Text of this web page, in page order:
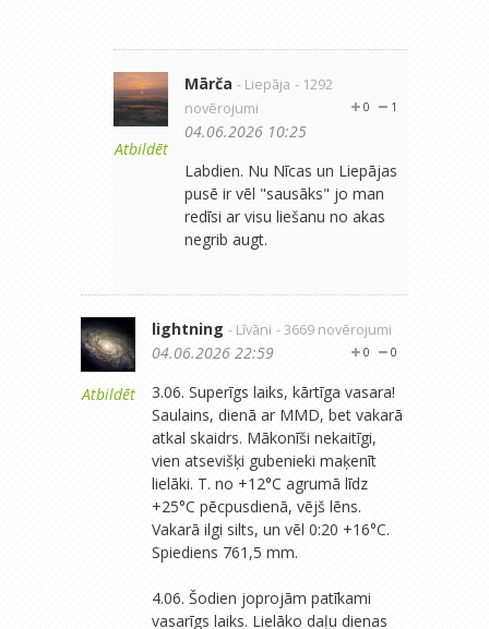
Atbildēt
Mārča - Liepāja - 1292
novērojumi
1
0
04.06.2026 10:25
Labdien. Nu Nīcas un Liepājas
pusē ir vēl "sausāks" jo man
redīsi ar visu liešanu no akas
negrib augt.
Atbildēt
lightning - Līvāni - 3669 novērojumi
0
0
04.06.2026 22:59
3.06. Superīgs laiks, kārtīga vasara!
Saulains, dienā ar MMD, bet vakarā
atkal skaidrs. Mākonīši nekaitīgi,
vien atsevišķi gubenieki maķenīt
lielāki. T. no +12°C agrumā līdz
+25°C pēcpusdienā, vējš lēns.
Vakarā ilgi silts, un vēl 0:20 +16°C.
Spiediens 761,5 mm.
4.06. Šodien joprojām patīkami
vasarīgs laiks. Lielāko daļu dienas